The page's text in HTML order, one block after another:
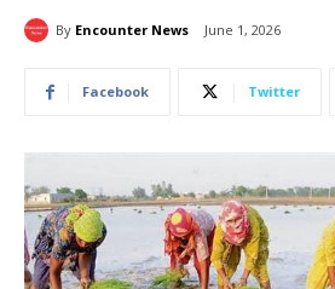
By Encounter News June 1, 2026
Facebook Twitter